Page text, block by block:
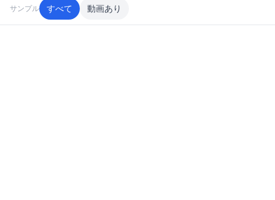
活動地域: 関東一円
サンプル すべて 動画あり